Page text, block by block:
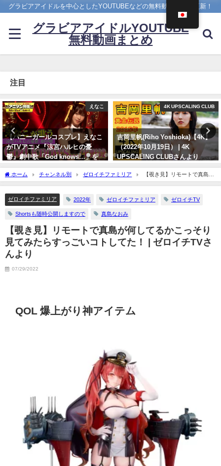
グラビアアイドルを中心としたYOUTUBEなどの無料動画を日々更新！
グラビアアイドルYOUTUBE
無料動画まとめ
注目
4K UPSCALING CLUB
吉岡里帆(Riho Yoshioka)【4K】
（2022年10月19日） | 4K
UPSCALING CLUBさんより
アイドルニッポン
久松郁実 いくみんのスポコス“I
LOVE SPORTS！” （2018年03月
14日） | アイドルニッポン公式
YouTubeチャンネルさんより
ホーム チャンネル別 ゼロイチファミリア
【覗き見】リモートで真島が
何してるかこっそり見てみたらすっごいコトしてた！ | ゼロイチTVさんより
ゼロイチファミリア 2022年 ゼロイチファミリア ゼロイチTV
Shortsも随時公開しますので 真島なおみ
【覗き見】リモートで真島が何してるかこっそり
見てみたらすっごいコトしてた！ | ゼロイチTVさ
んより
07/29/2022
QOL 爆上がり神アイテム